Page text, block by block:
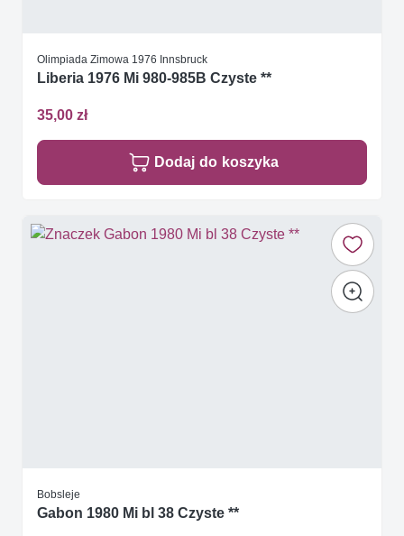
Olimpiada Zimowa 1976 Innsbruck
Liberia 1976 Mi 980-985B Czyste **
35,00 zł
Dodaj do koszyka
Bobsleje
Gabon 1980 Mi bl 38 Czyste **